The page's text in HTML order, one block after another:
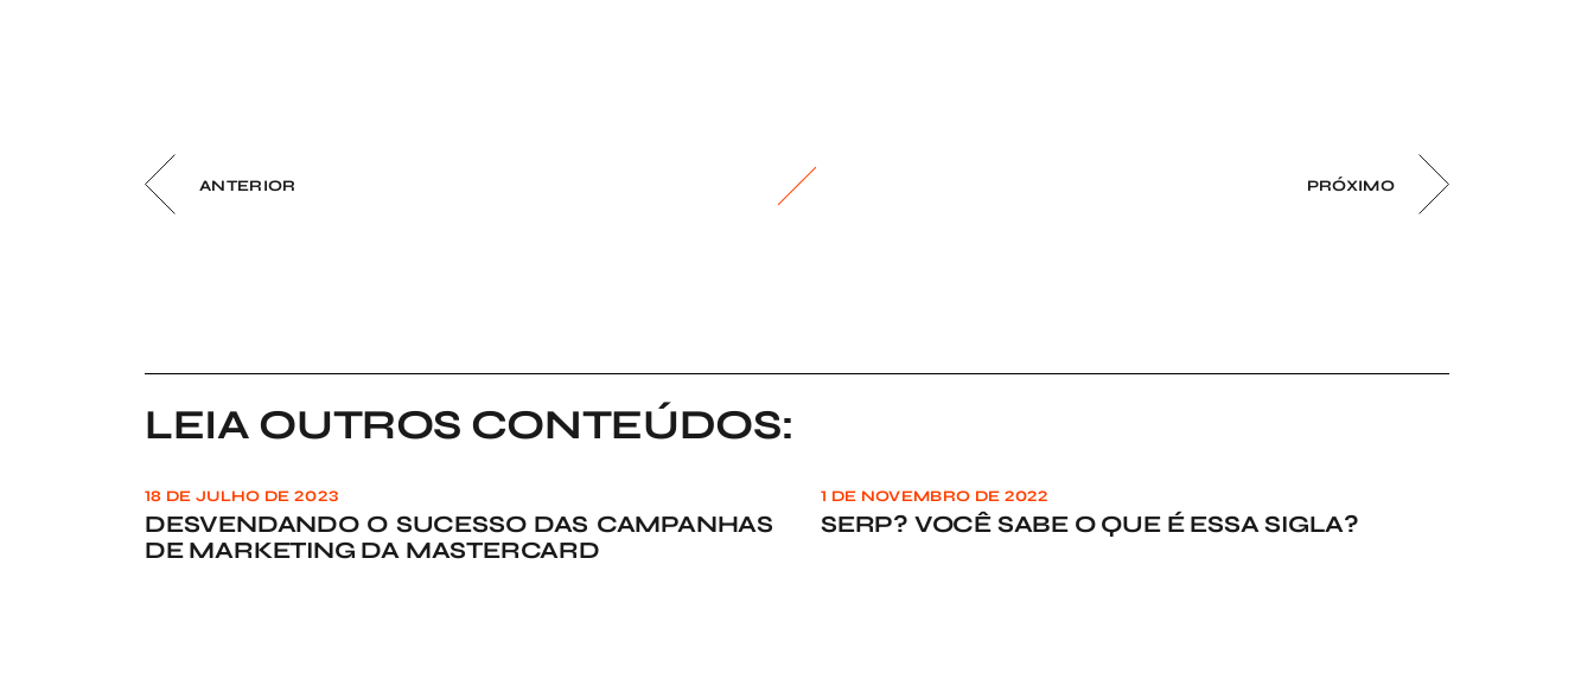
ANTERIOR PRÓXIMO
LEIA OUTROS CONTEÚDOS:
18 DE JULHO DE 2023
DESVENDANDO O SUCESSO DAS CAMPANHAS
DE MARKETING DA MASTERCARD
1 DE NOVEMBRO DE 2022
SERP? VOCÊ SABE O QUE É ESSA SIGLA?